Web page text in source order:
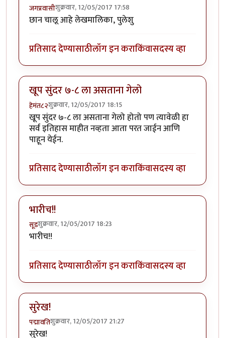
जगप्रवासीशुक्रवार, 12/05/2017 17:58
छान चालू आहे लेखमालिका, पुलेशु
प्रतिसाद देण्यासाठीलॉग इन कराकिंवासदस्य व्हा
खूप सुंदर ७-८ ला असताना गेलो
हेमंत८२शुक्रवार, 12/05/2017 18:15
खूप सुंदर ७-८ ला असताना गेलो होतो पण त्यावेळी हा
सर्व इतिहास माहीत नव्हता आता परत जाईन आणि
पाहून येईन.
प्रतिसाद देण्यासाठीलॉग इन कराकिंवासदस्य व्हा
भारीच!!
सूडशुक्रवार, 12/05/2017 18:23
भारीच!!
प्रतिसाद देण्यासाठीलॉग इन कराकिंवासदस्य व्हा
सुरेख!
पद्मावतिशुक्रवार, 12/05/2017 21:27
सुरेख!